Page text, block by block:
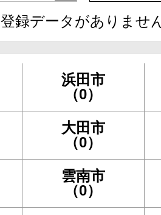
登録データがありませ
浜田市
（0）
大田市
（0）
雲南市
（0）